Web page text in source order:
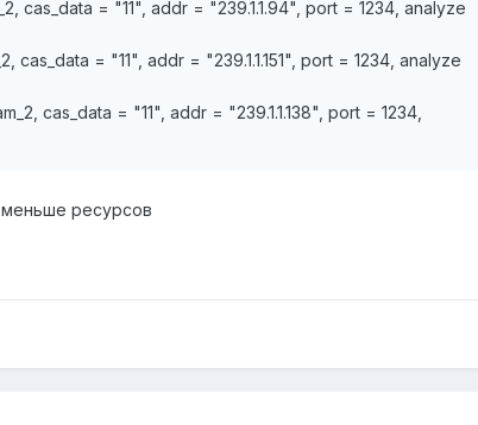
cas_data = "11", addr = "239.1.1.94", port = 1234, analyze
= "11", addr = "239.1.1.151", port = 1234, analyze
cas_data = "11", addr = "239.1.1.138", port = 1234,
меньше ресурсов